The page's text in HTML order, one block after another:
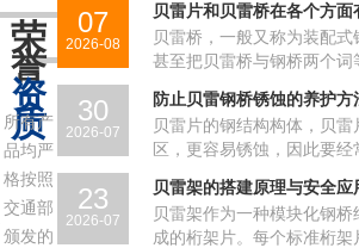
07
2026-08
贝雷片和贝雷桥在各个方面
贝雷桥，一般又称为装配式
甚至把贝雷桥与钢桥两个词
30
2026-07
防止贝雷钢桥锈蚀的养护方
贝雷片的钢结构构体，贝
区，更容易锈蚀，因此要
23
2026-07
贝雷架的搭建原理与安全应
贝雷架作为一种模块化钢
成的桁架片。每个标准桁
荣
誉
资
质
所有产
品均严
格按照
交通部
颁发的